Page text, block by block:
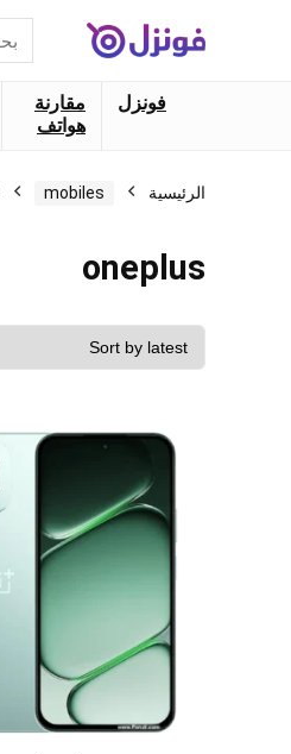
عن:
فونزل
مقارنة
هواتف
الرئيسية mobiles
oneplus